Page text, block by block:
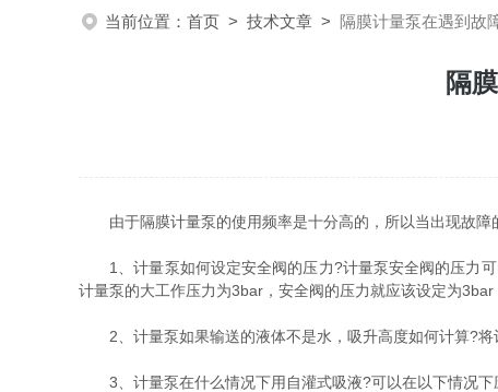
当前位置： 首页 > 技术文章 > 隔膜计量泵在遇到故
隔
由于隔膜计量泵的使用频率是十分高的，所以当出现故障
1、计量泵如何设定安全阀的压力?计量泵安全阀的压力可
计量泵的大工作压力为3bar，安全阀的压力就应该设定为
2、计量泵如果输送的液体不是水，吸升高度如何计算?将
3、计量泵在什么情况下用自灌式吸液?可以在以下情况下